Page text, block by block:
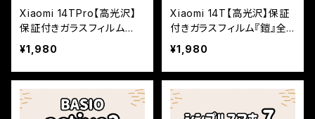
Xiaomi 14TPro【高光沢】
保証付きガラスフィルム
『鎧』全面フルカバー
¥1,980
Xiaomi 14T【高光沢】保証
付きガラスフィルム『鎧』全
面フルカバー
¥1,980